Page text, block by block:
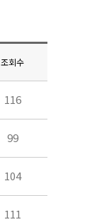
조회수
116
99
104
111